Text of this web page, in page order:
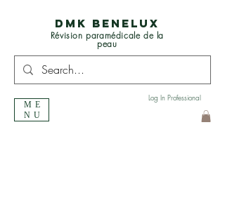
DMK BENELUX
Révision paramédicale de la
peau
ME
NU
Log In Professional